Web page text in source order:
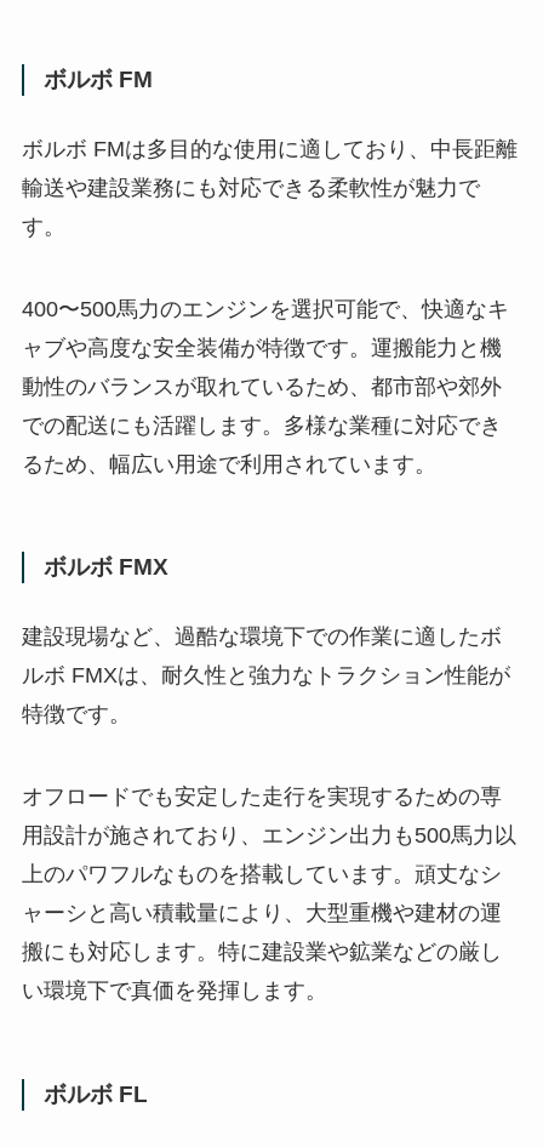
ボルボ FM
ボルボ FMは多目的な使用に適しており、中長距離
輸送や建設業務にも対応できる柔軟性が魅力で
す。
400〜500馬力のエンジンを選択可能で、快適なキ
ャブや高度な安全装備が特徴です。運搬能力と機
動性のバランスが取れているため、都市部や郊外
での配送にも活躍します。多様な業種に対応でき
るため、幅広い用途で利用されています。
ボルボ FMX
建設現場など、過酷な環境下での作業に適したボ
ルボ FMXは、耐久性と強力なトラクション性能が
特徴です。
オフロードでも安定した走行を実現するための専
用設計が施されており、エンジン出力も500馬力以
上のパワフルなものを搭載しています。頑丈なシ
ャーシと高い積載量により、大型重機や建材の運
搬にも対応します。特に建設業や鉱業などの厳し
い環境下で真価を発揮します。
ボルボ FL